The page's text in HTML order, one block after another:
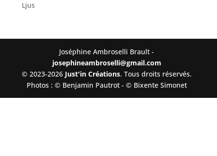
Ljus
Joséphine Ambroselli Brault -
josephineambroselli@gmail.com
© 2023-2026 Just'in Créations. Tous droits réservés.
Photos : © Benjamin Pautrot - © Bixente Simonet